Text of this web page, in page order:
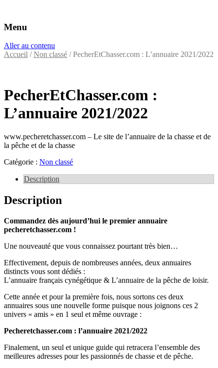
VAC Editions
Éditeurs d'annuaires professionnels
Menu
Aller au contenu
Accueil /Non classé / PecherEtChasser.com : L’annuaire 2021/2022
PecherEtChasser.com :
L’annuaire 2021/2022
www.pecheretchasser.com – Le site de l’annuaire de la chasse et de
la pêche et de la chasse
Catégorie : Non classé
Description
Description
Commandez dès aujourd’hui le premier annuaire
pecheretchasser.com !
Une nouveauté que vous connaissez pourtant très bien…
Effectivement, depuis de nombreuses années, deux annuaires
distincts vous sont dédiés :
L’annuaire français cynégétique & L’annuaire de la pêche de loisir.
Cette année et pour la première fois, nous sortons ces deux
annuaires sous une nouvelle forme puisque nous joignons ces 2
univers « amis » en 1 seul et même ouvrage :
Pecheretchasser.com : l’annuaire 2021/2022
Finalement, un seul et unique guide qui retracera l’ensemble des
meilleures adresses pour les passionnés de chasse et de pêche.